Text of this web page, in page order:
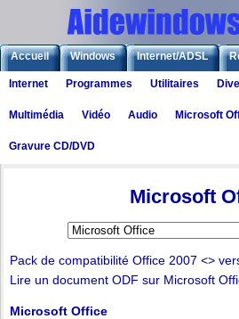
Accueil Windows Internet/ADSL
Logiciels Liens Jeux
Internet Programmes Utilitaires
Multimédia Vidéo Audio Microsoft
Gravure CD/DVD
Microsoft
Pack de compatibilité Office 2007 <>
Lire un document ODF sur Microsoft
Microsoft Office